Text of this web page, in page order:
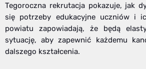
Tegoroczna rekrutacja pokazuje, jak
się potrzeby edukacyjne uczniów i
powiatu zapowiadają, że będą
sytuację, aby zapewnić każdemu
dalszego kształcenia.